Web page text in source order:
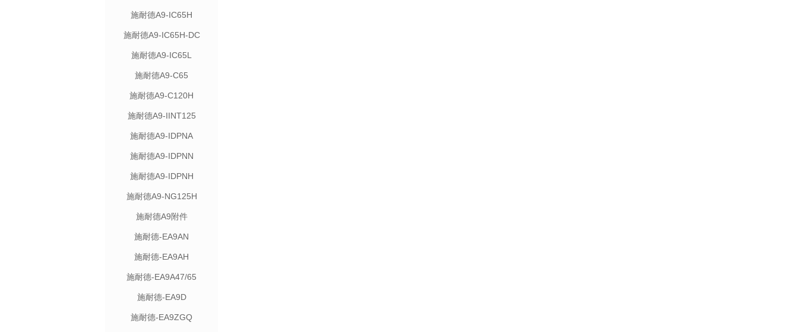
施耐德A9-IC65H
施耐德A9-IC65H-DC
施耐德A9-IC65L
施耐德A9-C65
施耐德A9-C120H
施耐德A9-IINT125
施耐德A9-IDPNA
施耐德A9-IDPNN
施耐德A9-IDPNH
施耐德A9-NG125H
施耐德A9附件
施耐德-EA9AN
施耐德-EA9AH
施耐德-EA9A47/65
施耐德-EA9D
施耐德-EA9ZGQ